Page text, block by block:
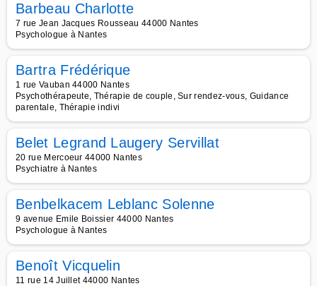
Barbeau Charlotte
7 rue Jean Jacques Rousseau 44000 Nantes
Psychologue à Nantes
Bartra Frédérique
1 rue Vauban 44000 Nantes
Psychothérapeute, Thérapie de couple, Sur rendez-vous, Guidance
parentale, Thérapie indivi
Belet Legrand Laugery Servillat
20 rue Mercoeur 44000 Nantes
Psychiatre à Nantes
Benbelkacem Leblanc Solenne
9 avenue Emile Boissier 44000 Nantes
Psychologue à Nantes
Benoît Vicquelin
11 rue 14 Juillet 44000 Nantes